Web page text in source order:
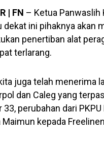
| FN – Ketua Panwaslih
dekat ini pihaknya akan
penertiban alat
terlarang.
juga telah menerima
dan Caleg yang
33, perubahan dari
Maimun kepada